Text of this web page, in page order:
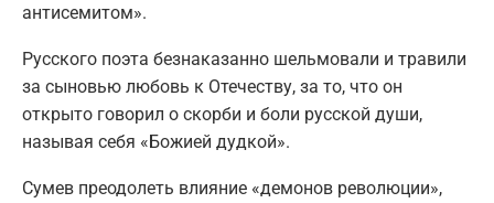
антисемитом».
Русского поэта безнаказанно шельмовали и травили
за сыновью любовь к Отечеству, за то, что он
открыто говорил о скорби и боли русской души,
называя себя «Божией дудкой».
Сумев преодолеть влияние «демонов революции»,